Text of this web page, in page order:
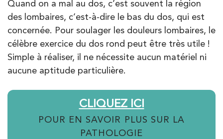
Quand on a mal au dos, c’est souvent la région
des lombaires, c’est-à-dire le bas du dos, qui est
concernée. Pour soulager les douleurs lombaires, le
célèbre exercice du dos rond peut être très utile !
Simple à réaliser, il ne nécessite aucun matériel ni
aucune aptitude particulière.
CLIQUEZ ICI
POUR EN SAVOIR PLUS SUR LA
PATHOLOGIE
IK Paris 17 – Villiers
68 Av. de Villiers 75017 Paris
PRENDRE RDV
PRENDRE RDV
Kinésithérapie Balnéothérapie